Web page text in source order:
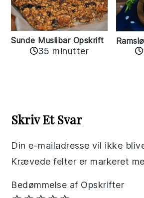
Sunde Muslibar Opskrift
35 minutter
Interactions
Skriv Et Svar
Din e-mailadresse vil ikke
Krævede felter er markeret
Bedømmelse af Opskrifter